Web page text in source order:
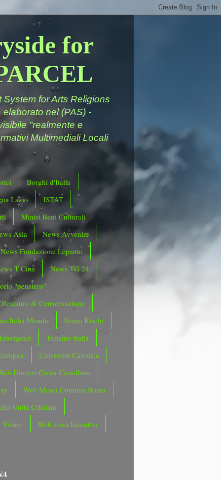
for
for Arts Religions
nel (PAS) -
"realmente e
Multimediali Locali
Borghi d'Italia
Lazio
ISTAT
Minist.Beni Culturali
Asia
News Avvenire
News Fondazione Lepanto
T Cina
News TG 24
"pensiero"
Restauro & Conservazione
Italia Mondo
Sisma Rischi
Turismo Italia
Università Cattolica
Diocesi Civita Castellana
Web Musei Comune Roma
Unità Cristiani
Visure
Web zona Incentivi